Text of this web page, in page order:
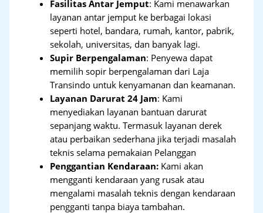
Fasilitas Antar Jemput: Kami menawarkan
layanan antar jemput ke berbagai lokasi
seperti hotel, bandara, rumah, kantor, pabrik,
sekolah, universitas, dan banyak lagi.
Supir Berpengalaman: Penyewa dapat
memilih sopir berpengalaman dari Laja
Transindo untuk kenyamanan dan keamanan.
Layanan Darurat 24 Jam: Kami
menyediakan layanan bantuan darurat
sepanjang waktu. Termasuk layanan derek
atau perbaikan sederhana jika terjadi masalah
teknis selama pemakaian Pelanggan
Penggantian Kendaraan: Kami akan
mengganti kendaraan yang rusak atau
mengalami masalah teknis dengan kendaraan
pengganti tanpa biaya tambahan.